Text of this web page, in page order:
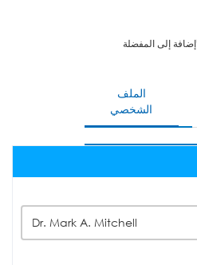
إضافة إلى المفضلة
الملف
الشخصي
Dr. Mark A. Mitchell